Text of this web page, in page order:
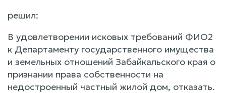
решил:
В удовлетворении исковых требований ФИО2
к Департаменту государственного имущества
и земельных отношений Забайкальского края о
признании права собственности на
недостроенный частный жилой дом, отказать.